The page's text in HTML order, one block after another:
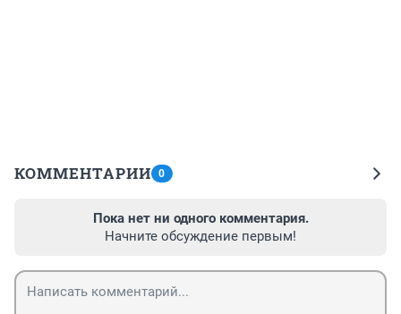
КОММЕНТАРИИ 0
Пока нет ни одного комментария.
Начните обсуждение первым!